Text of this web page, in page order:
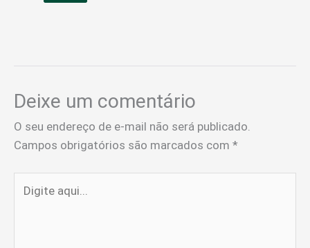
Deixe um comentário
O seu endereço de e-mail não será publicado.
Campos obrigatórios são marcados com *
aqui...